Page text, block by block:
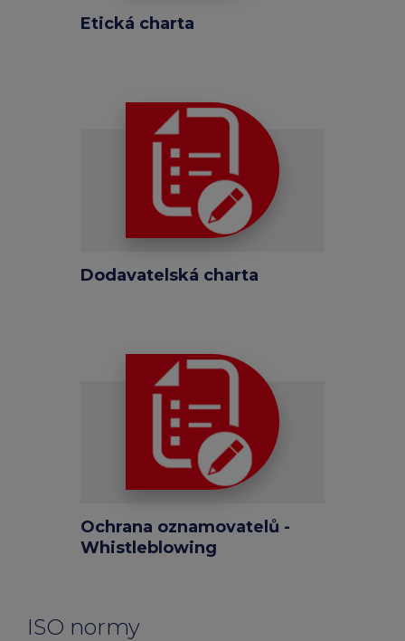
Etická charta
Dodavatelská charta
Ochrana oznamovatelů -
Whistleblowing
ISO normy